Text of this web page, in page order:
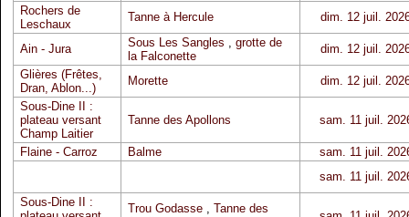
Rochers de
Leschaux
Tanne à Hercule dim. 12 juil.
Ain - Jura Sous Les Sangles , grotte de
la Falconette
dim. 12 juil.
Glières (Frêtes,
Dran, Ablon...)
Morette
dim. 12 juil.
Sous-Dine II :
plateau versant
Champ Laitier
Tanne des Apollons sam. 11 juil.
Flaine - Carroz Balme
sam. 11 juil.
sam. 11 juil.
Sous-Dine II :
Trou Godasse, Tanne des